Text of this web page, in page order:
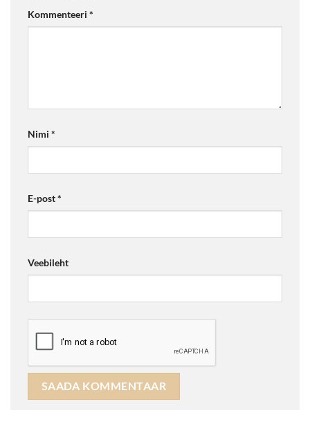
Kommenteeri *
Nimi *
E-post*
Veebileht